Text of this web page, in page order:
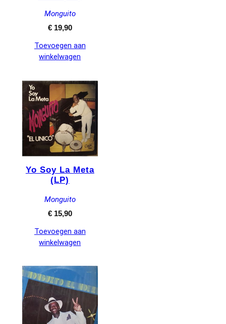
Monguito
€19,90
Toevoegen aan
winkelwagen
Yo Soy La Meta
(LP)
Monguito
€15,90
Toevoegen aan
winkelwagen